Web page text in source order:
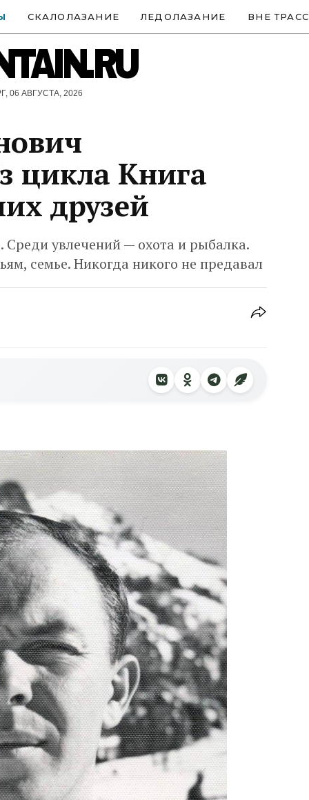
СКАЛОЛАЗАНИЕ ЛЕДОЛАЗАНИЕ ВНЕ ТРАСС
06 АВГУСТА, 2026
цикла Книга
друзей
Среди увлечений — охота и рыбалка.
семье. Никогда никого не предавал